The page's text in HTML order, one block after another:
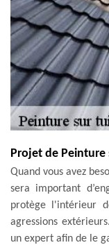
Projet de
Quand vous avez
sera important
protège l'intérieur
agressions
un expert afin de le